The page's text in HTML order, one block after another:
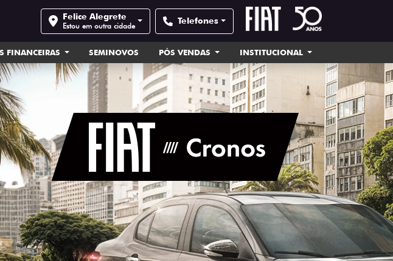
Felice Alegrete
Estou em outra cidade Telefones
FINANCEIRAS SEMINOVOS PÓS VENDAS INSTITUCIONAL